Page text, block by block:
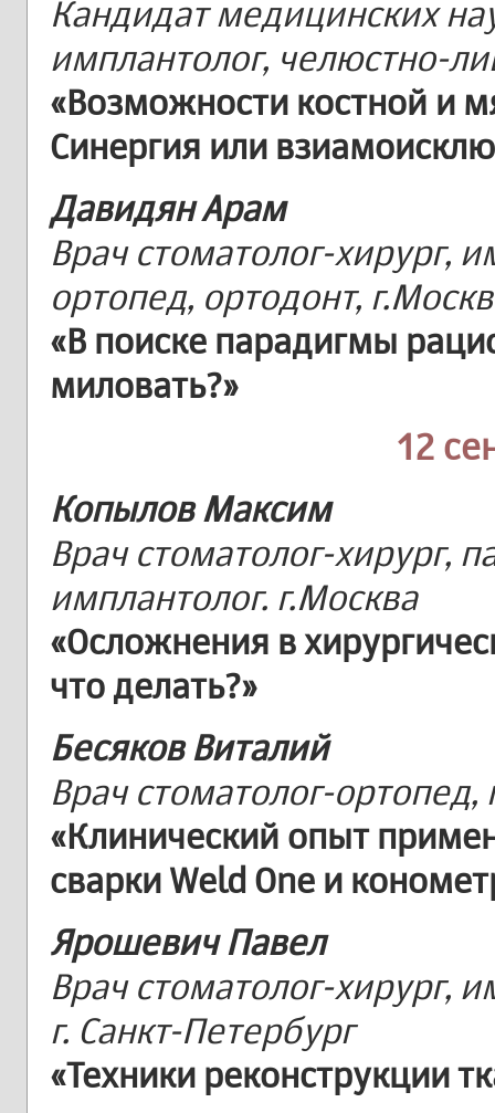
Кандидат медицинских
имплантолог, челюстно-
«Возможности костной и
Синергия или
Давидян Арам
Врач стоматолог-хирург,
ортопед, ортодонт,
«В поиске парадигмы
миловать?»
12
Копылов Максим
Врач стоматолог-хирург,
имплантолог. г.Москва
«Осложнения в
что делать?»
Бесяков Виталий
Врач стоматолог-ортопед,
«Клинический опыт
сварки Weld One и
Ярошевич Павел
Врач стоматолог-хирург,
г. Санкт-Петербург
«Техники реконструкции